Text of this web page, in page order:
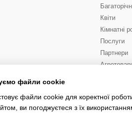
Квіти
Кімнатні
Послуги
Партнери
файли cookie
файли cookie для коректної
ви погоджуєтеся з їх